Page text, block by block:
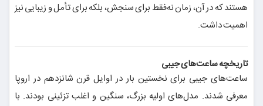
هستند که در آن، زمان نه‌فقط برای سنجش، بلکه برای تأمل و زیبایی نیز
اهمیت داشت.
تاریخچه ساعت‌های جیبی
ساعت‌های جیبی برای نخستین بار در اوایل قرن شانزدهم در اروپا
معرفی شدند. مدل‌های اولیه بزرگ، سنگین و اغلب تزئینی بودند. با